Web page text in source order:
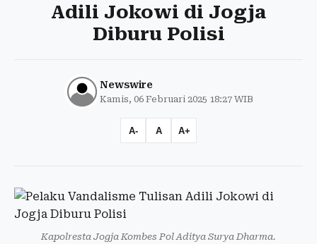
Adili Jokowi di Jogja
Diburu Polisi
Newswire
Kamis, 06 Februari 2025 18:27 WIB
A- A A+
Kapolresta Jogja Kombes Pol Aditya Surya Dharma.